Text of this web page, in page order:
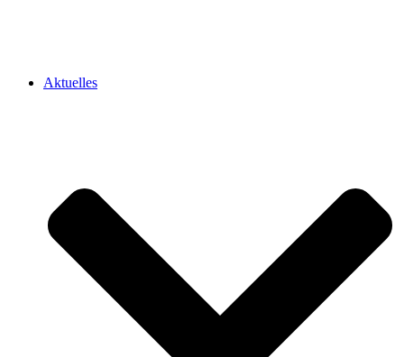
Aktuelles